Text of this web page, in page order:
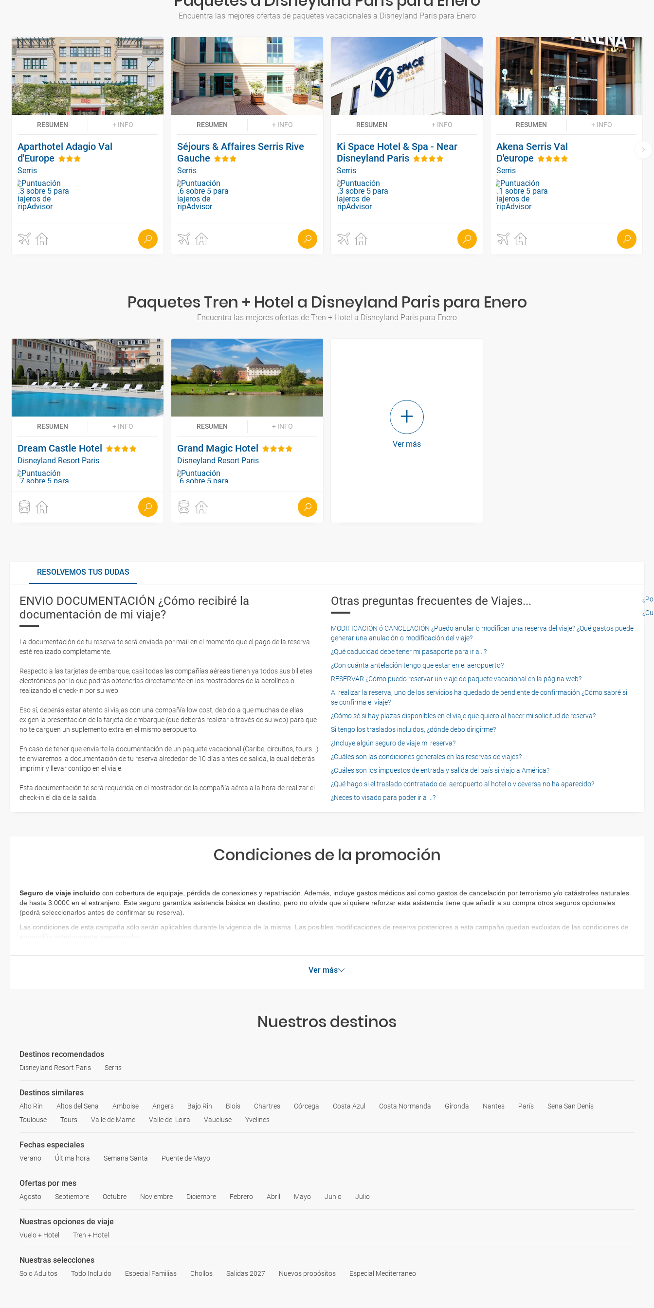
Encuentra las mejores ofertas de paquetes vacacionales a Disneyland Paris para Enero
RESUMEN + INFO
Aparthotel Adagio Val
d'Europe
Serris
RESUMEN + INFO
Séjours & Affaires Serris Rive
Gauche
Serris
RESUMEN + INFO
Ki Space Hotel & Spa - Near
Disneyland Paris
Serris
RESUMEN + INFO
Akena Serris Val
D'europe
Serris
Paquetes Tren + Hotel a Disneyland Paris para Enero
Encuentra las mejores ofertas de Tren + Hotel a Disneyland Paris para Enero
RESUMEN + INFO
Dream Castle Hotel
Disneyland Resort Paris
RESUMEN + INFO
Grand Magic Hotel
Disneyland Resort Paris
Ver más
RESOLVEMOS TUS DUDAS
ENVIO DOCUMENTACIÓN ¿Cómo recibiré la
documentación de mi viaje?
La documentación de tu reserva te será enviada por mail en el momento que el pago de la reserva
esté realizado completamente.
Respecto a las tarjetas de embarque, casi todas las compañías aéreas tienen ya todos sus billetes
electrónicos por lo que podrás obtenerlas directamente en los mostradores de la aerolínea o
realizando el check-in por su web.
Eso sí, deberás estar atento si viajas con una compañía low cost, debido a que muchas de ellas
exigen la presentación de la tarjeta de embarque (que deberás realizar a través de su web) para que
no te carguen un suplemento extra en el mismo aeropuerto.
En caso de tener que enviarte la documentación de un paquete vacacional (Caribe, circuitos, tours...)
te enviaremos la documentación de tu reserva alrededor de 10 días antes de salida, la cual deberás
imprimir y llevar contigo en el viaje.
Esta documentación te será requerida en el mostrador de la compañía aérea a la hora de realizar el
check-in el día de la salida.
Otras preguntas frecuentes de Viajes...
MODIFICACIÓN ó CANCELACIÓN ¿Puedo anular o modificar una reserva del viaje? ¿Qué gastos puede
generar una anulación o modificación del viaje?
¿Qué caducidad debe tener mi pasaporte para ir a...?
¿Con cuánta antelación tengo que estar en el aeropuerto?
RESERVAR ¿Cómo puedo reservar un viaje de paquete vacacional en la página web?
Al realizar la reserva, uno de los servicios ha quedado de pendiente de confirmación ¿Cómo sabré si
se confirma el viaje?
¿Cómo sé si hay plazas disponibles en el viaje que quiero al hacer mi solicitud de reserva?
Si tengo los traslados incluidos, ¿dónde debo dirigirme?
¿Incluye algún seguro de viaje mi reserva?
¿Cuáles son las condiciones generales en las reservas de viajes?
¿Cuáles son los impuestos de entrada y salida del país si viajo a América?
¿Qué hago si el traslado contratado del aeropuerto al hotel o viceversa no ha aparecido?
¿Necesito visado para poder ir a ...?
Condiciones de la promoción
Seguro de viaje incluido con cobertura de equipaje, pérdida de conexiones y repatriación. Además, incluye gastos médicos así como gastos de cancelación por terrorismo y/o catástrofes naturales
de hasta 3.000€ en el extranjero. Este seguro garantiza asistencia básica en destino, pero no olvide que si quiere reforzar esta asistencia tiene que añadir a su compra otros seguros opcionales
(podrá seleccionarlos antes de confirmar su reserva)
Las condiciones de esta campaña sólo serán aplicables durante la vigencia de la misma. Las posibles modificaciones de reserva posteriores a esta campaña quedan excluidas de las condiciones de
promoción anteriormente mencionadas.
Ver más
Nuestros destinos
Destinos recomendados
Disneyland Resort Paris Serris
Destinos similares
Alto Rin Altos del Sena Amboise Angers Bajo Rin Blois Chartres Córcega Costa Azul Costa Normanda Gironda Nantes París
Sena San Denis
Toulouse
Tours Valle de Marne Valle del Loira Vaucluse Yvelines
Fechas especiales
Verano Última hora Semana Santa Puente de Mayo
Ofertas por mes
Agosto Septiembre Octubre Noviembre Diciembre Febrero Abril Mayo Junio Julio
Nuestras opciones de viaje
Vuelo + Hotel Tren + Hotel
Nuestras selecciones
Solo Adultos Todo Incluido Especial Familias Chollos Salidas 2027 Nuevos propósitos Especial Mediterraneo